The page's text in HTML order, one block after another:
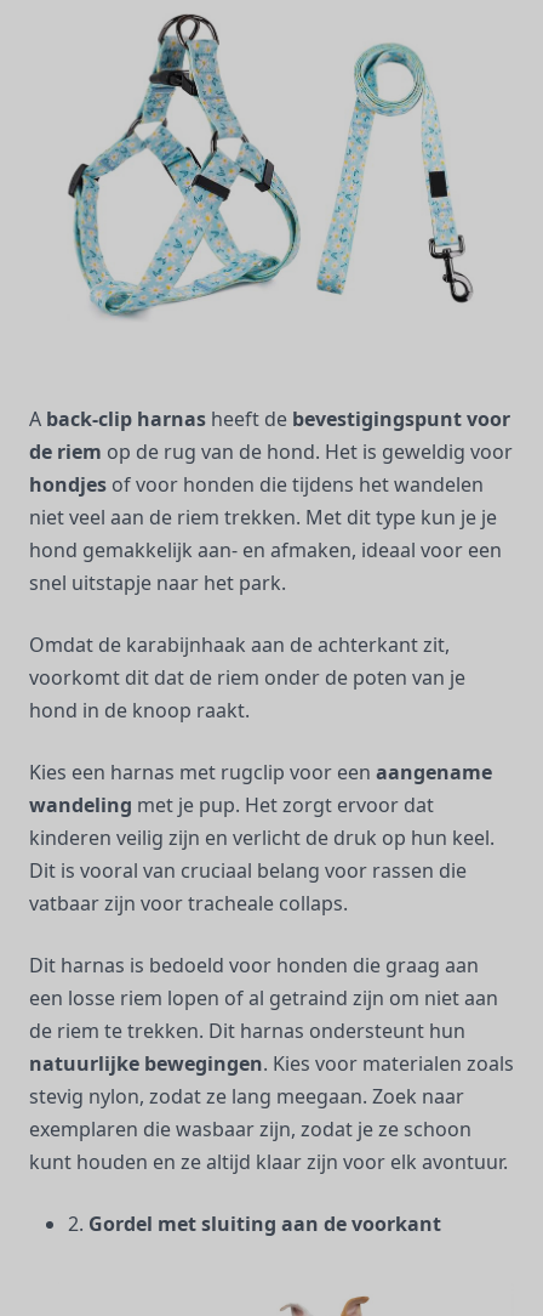
A back-clip harnas heeft de bevestigingspunt voor
de riem op de rug van de hond. Het is geweldig voor
hondjes of voor honden die tijdens het wandelen
niet veel aan de riem trekken. Met dit type kun je je
hond gemakkelijk aan- en afmaken, ideaal voor een
snel uitstapje naar het park.
Omdat de karabijnhaak aan de achterkant zit,
voorkomt dit dat de riem onder de poten van je
hond in de knoop raakt.
Kies een harnas met rugclip voor een aangename
wandeling met je pup. Het zorgt ervoor dat
kinderen veilig zijn en verlicht de druk op hun keel.
Dit is vooral van cruciaal belang voor rassen die
vatbaar zijn voor tracheale collaps.
Dit harnas is bedoeld voor honden die graag aan
een losse riem lopen of al getraind zijn om niet aan
de riem te trekken. Dit harnas ondersteunt hun
natuurlijke bewegingen. Kies voor materialen zoals
stevig nylon, zodat ze lang meegaan. Zoek naar
exemplaren die wasbaar zijn, zodat je ze schoon
kunt houden en ze altijd klaar zijn voor elk avontuur.
2. Gordel met sluiting aan de voorkant